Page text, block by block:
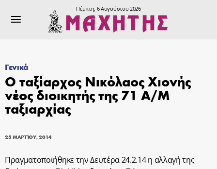
Πέμπτη, 6 Αυγούστου 2026
Γενικά
Ο ταξίαρχος Νικόλαος Χιονής
νέος διοικητής της 71 Α/Μ
ταξιαρχίας
25 ΜΑΡΤΊΟΥ, 2014
Πραγματοποιήθηκε την Δευτέρα 24.2.14 η αλλαγή της